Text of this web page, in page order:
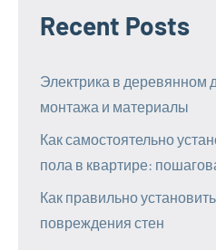
Recent Posts
Электрика в деревянном
монтажа и материалы
Как самостоятельно
пола в квартире:
Как правильно
повреждения стен